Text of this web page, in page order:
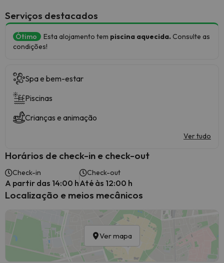
Serviços destacados
Ótimo Esta alojamento tem piscina aquecida. Consulte as
condições!
Spa e bem-estar
Piscinas
Crianças e animação
Ver tudo
Horários de check-in e check-out
Check-in
A partir das 14:00 h
Check-out
Até às 12:00 h
Localização e meios mecânicos
Ver mapa